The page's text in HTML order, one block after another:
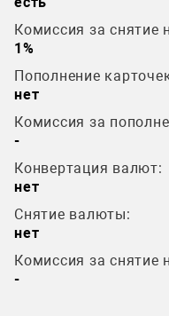
Комиссия за снятие
1%
Пополнение
нет
Комиссия за
-
Конвертация валют:
нет
Снятие валюты:
нет
Комиссия за снятие
-